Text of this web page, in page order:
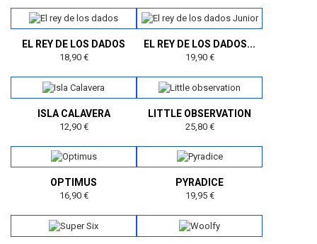
EL REY DE LOS DADOS
18,90 €
EL REY DE LOS DADOS...
19,90 €
ISLA CALAVERA
12,90 €
LITTLE OBSERVATION
25,80 €
OPTIMUS
16,90 €
PYRADICE
19,95 €